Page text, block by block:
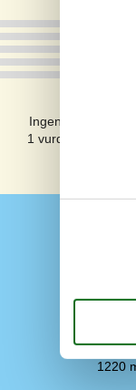
Ingen vurderinger
1 vurdering har
1220